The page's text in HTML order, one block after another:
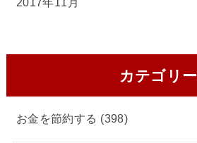
カテゴリー
お金を節約する (398)